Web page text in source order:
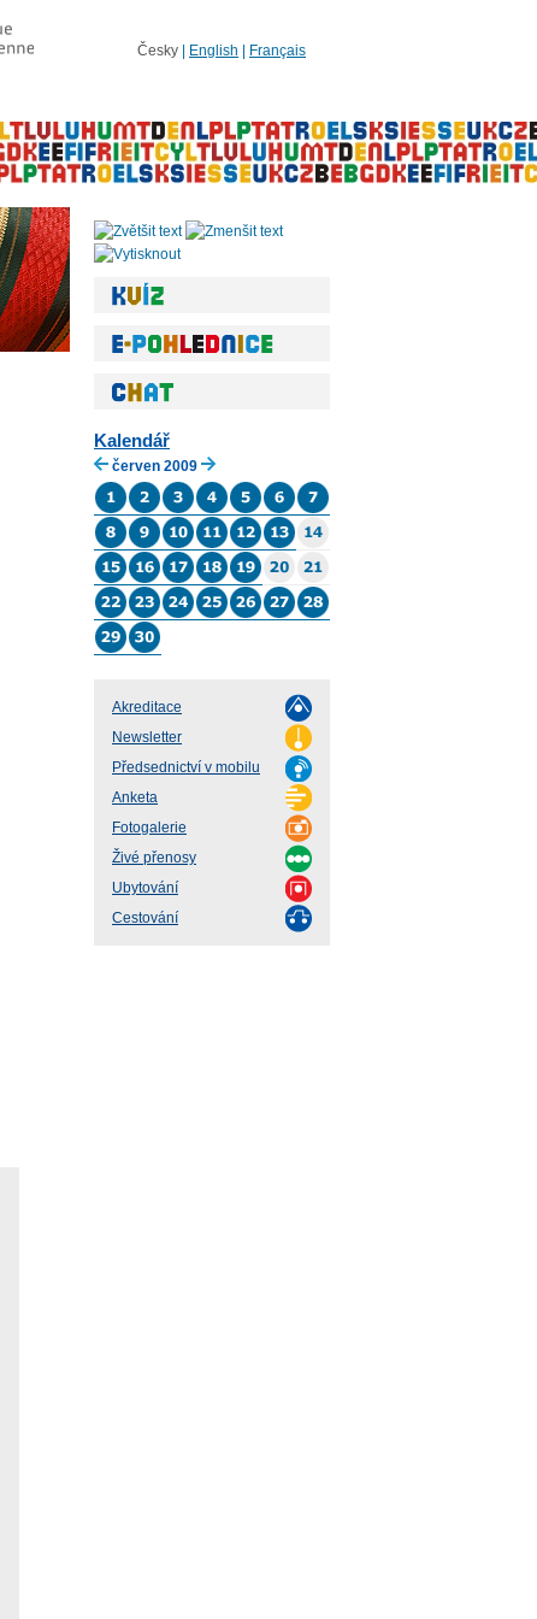
Česky English Français
Kalendář
červen 2009
Akreditace
Newsletter
Předsednictví v mobilu
Anketa
Fotogalerie
Živé přenosy
Ubytování
Cestování